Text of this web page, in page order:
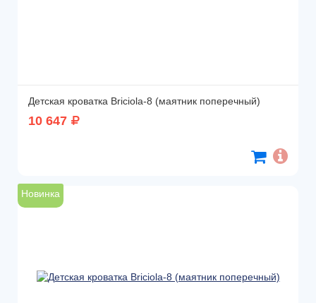
Детская кроватка Briciola-8 (маятник поперечный)
10 647
Новинка